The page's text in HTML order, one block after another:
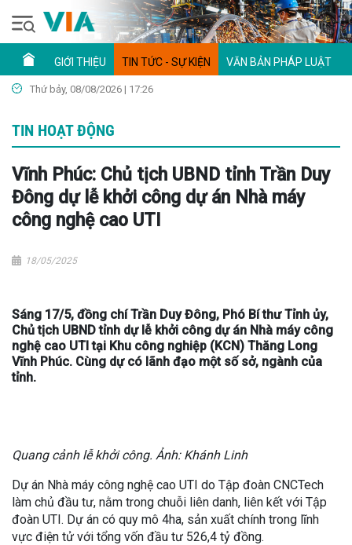
GIỚI THIỆU TIN TỨC - SỰ KIỆN VĂN BẢN PHÁP LUẬT
Thứ bảy, 08/08/2026 | 17:26
TIN HOẠT ĐỘNG
Vĩnh Phúc: Chủ tịch UBND tỉnh Trần Duy
Đông dự lễ khởi công dự án Nhà máy
công nghệ cao UTI
18/05/2025
Sáng 17/5, đồng chí Trần Duy Đông, Phó Bí thư Tỉnh ủy,
Chủ tịch UBND tỉnh dự lễ khởi công dự án Nhà máy công
nghệ cao UTI tại Khu công nghiệp (KCN) Thăng Long
Vĩnh Phúc. Cùng dự có lãnh đạo một số sở, ngành của
tỉnh.
Quang cảnh lễ khởi công. Ảnh: Khánh Linh
Dự án Nhà máy công nghệ cao UTI do Tập đoàn CNCTech
làm chủ đầu tư, nằm trong chuỗi liên danh, liên kết với Tập
đoàn UTI. Dự án có quy mô 4ha, sản xuất chính trong lĩnh
vực điện tử với tổng vốn đầu tư 526,4 tỷ đồng.